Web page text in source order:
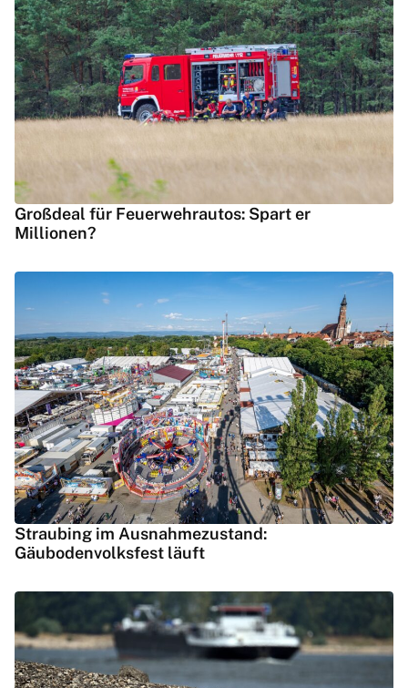
Großdeal für Feuerwehrautos: Spart er
Millionen?
Straubing im Ausnahmezustand:
Gäubodenvolksfest läuft